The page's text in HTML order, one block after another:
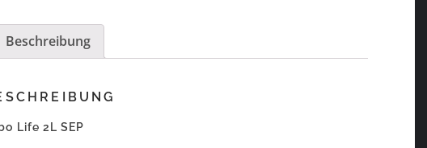
Beschreibung
Life 2L SEP